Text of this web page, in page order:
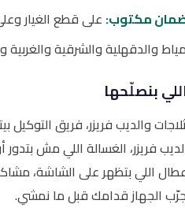
مكتوب: على قطع الغيار
والدقهلية والشرقية والغربية
بنصلّحها
والديب فريزر، فريق التوكيل
فريزر، الغسالة اللي مش
اللي بتظهر على الشاشة،
الجهاز قدامك قبل ما نمشي.